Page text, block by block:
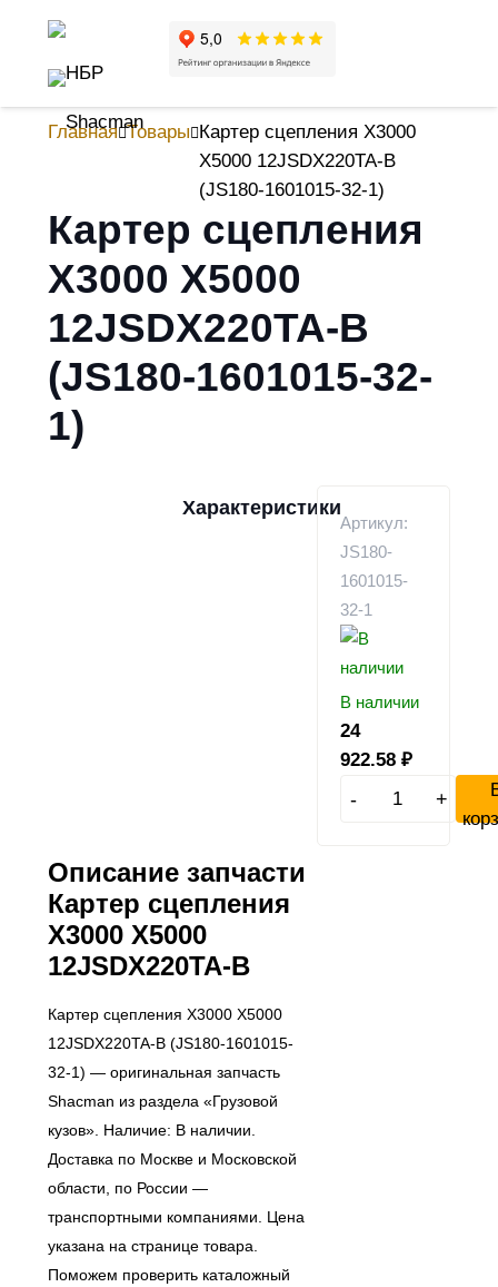
Главная Товары Картер сцепления X3000
X5000 12JSDX220TA-B
(JS180-1601015-32-1)
Картер сцепления
X3000 X5000
12JSDX220TA-B
(JS180-1601015-32-
1)
Характеристики
Артикул:
JS180-
1601015-
32-1
В наличии
24
922.58 ₽
- +
Описание запчасти
Картер сцепления
X3000 X5000
12JSDX220TA-B
Картер сцепления X3000 X5000
12JSDX220TA-B (JS180-1601015-
32-1) — оригинальная запчасть
Shacman из раздела «Грузовой
кузов». Наличие: В наличии.
Доставка по Москве и Московской
области, по России —
транспортными компаниями. Цена
указана на странице товара.
Поможем проверить каталожный